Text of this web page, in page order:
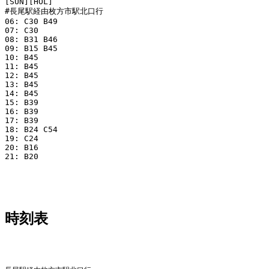
#長尾駅経由枚方市駅北口行
06: C30 B49
07: C30
08: B31 B46
09: B15 B45
10: B45
11: B45
12: B45
13: B45
14: B45
15: B39
16: B39
17: B39
18: B24 C54
19: C24
20: B16
21: B20
時刻表